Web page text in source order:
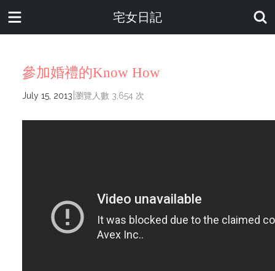
宅女日記
參加婚禮的Know How
July 15, 2013 瀏覽人數 3,654 次